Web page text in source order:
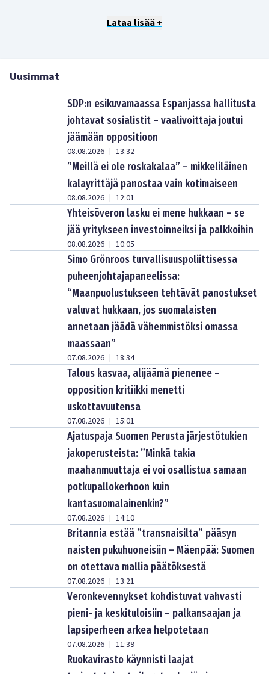
Lataa lisää +
Uusimmat
SDP:n esikuvamaassa Espanjassa hallitusta
johtavat sosialistit – vaalivoittaja joutui
jäämään oppositioon
08.08.2026 | 13:32
”Meillä ei ole roskakalaa” – mikkeliläinen
kalayrittäjä panostaa vain kotimaiseen
08.08.2026 | 12:01
Yhteisöveron lasku ei mene hukkaan – se
jää yritykseen investoinneiksi ja palkkoihin
08.08.2026 | 10:05
Simo Grönroos turvallisuuspoliittisessa
puheenjohtajapaneelissa:
“Maanpuolustukseen tehtävät panostukset
valuvat hukkaan, jos suomalaisten
annetaan jäädä vähemmistöksi omassa
maassaan”
07.08.2026 | 18:34
Talous kasvaa, alijäämä pienenee –
opposition kritiikki menetti
uskottavuutensa
07.08.2026 | 15:01
Ajatuspaja Suomen Perusta järjestötukien
jakoperusteista: ”Minkä takia
maahanmuuttaja ei voi osallistua samaan
potkupallokerhoon kuin
kantasuomalainenkin?”
07.08.2026 | 14:10
Britannia estää ”transnaisilta” pääsyn
naisten pukuhuoneisiin – Mäenpää: Suomen
on otettava mallia päätöksestä
07.08.2026 | 13:21
Veronkevennykset kohdistuvat vahvasti
pieni- ja keskituloisiin – palkansaajan ja
lapsiperheen arkea helpotetaan
07.08.2026 | 11:39
Ruokavirasto käynnisti laajat